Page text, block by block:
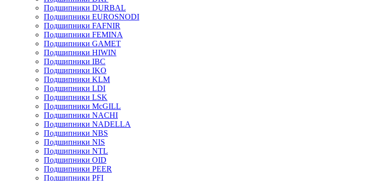
Подшипники DURBAL
Подшипники EUROSNODI
Подшипники FAFNIR
Подшипники FEMINA
Подшипники GAMET
Подшипники HIWIN
Подшипники IBC
Подшипники IKO
Подшипники KLM
Подшипники LDI
Подшипники LSK
Подшипники McGILL
Подшипники NACHI
Подшипники NADELLA
Подшипники NBS
Подшипники NIS
Подшипники NTL
Подшипники OID
Подшипники PEER
Подшипники PFI